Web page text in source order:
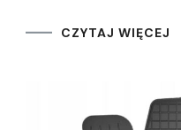
CZYTAJ WIĘCEJ